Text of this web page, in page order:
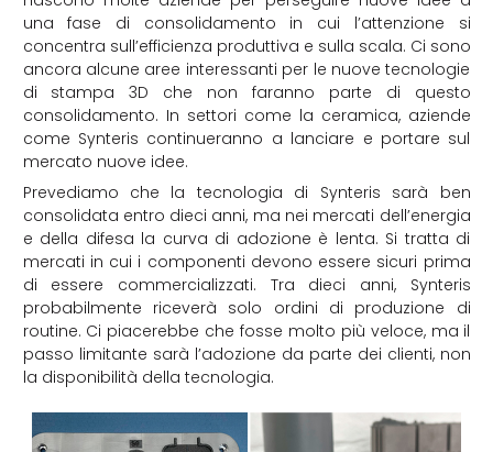
una fase di consolidamento in cui l’attenzione si
concentra sull’efficienza produttiva e sulla scala. Ci sono
ancora alcune aree interessanti per le nuove tecnologie
di stampa 3D che non faranno parte di questo
consolidamento. In settori come la ceramica, aziende
come Synteris continueranno a lanciare e portare sul
mercato nuove idee.
Prevediamo che la tecnologia di Synteris sarà ben
consolidata entro dieci anni, ma nei mercati dell’energia
e della difesa la curva di adozione è lenta. Si tratta di
mercati in cui i componenti devono essere sicuri prima
di essere commercializzati. Tra dieci anni, Synteris
probabilmente riceverà solo ordini di produzione di
routine. Ci piacerebbe che fosse molto più veloce, ma il
passo limitante sarà l’adozione da parte dei clienti, non
la disponibilità della tecnologia.